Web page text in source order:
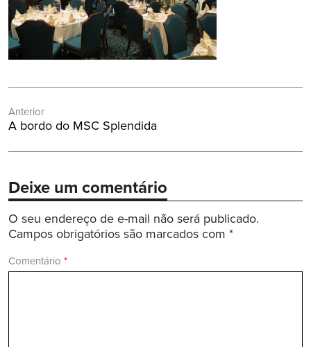
de
Anterior
Post
A bordo do MSC Splendida
Deixe um comentário
O seu endereço de e-mail não será publicado.
Campos obrigatórios são marcados com *
Comentário *